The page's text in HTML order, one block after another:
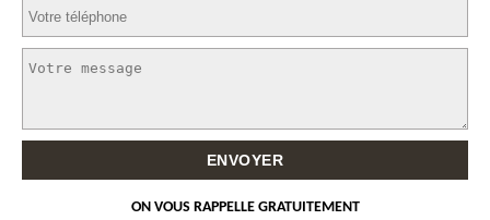
ON VOUS RAPPELLE GRATUITEMENT